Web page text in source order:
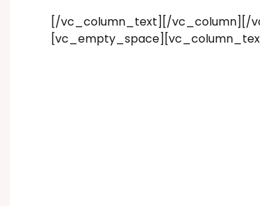
[/vc_column_text][/vc_column][/